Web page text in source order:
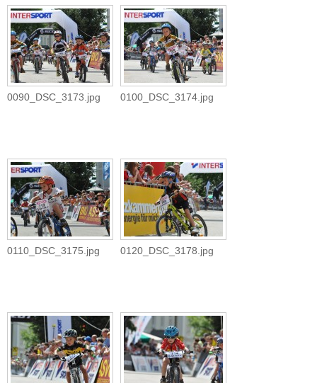
0090_DSC_3173.jpg 0100_DSC_3174.jpg
0110_DSC_3175.jpg 0120_DSC_3178.jpg